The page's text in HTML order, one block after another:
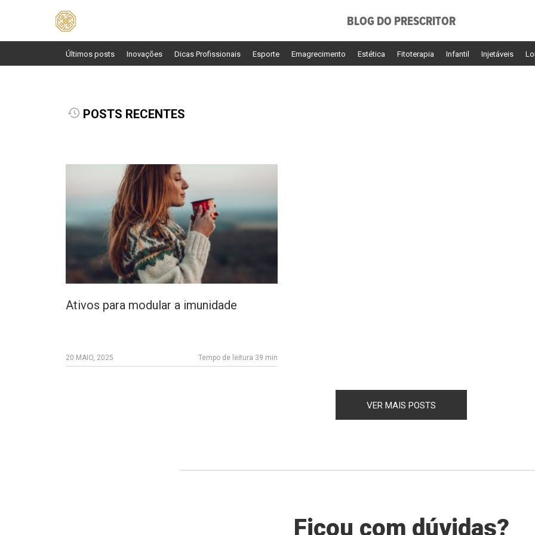
BLOG DO PRESCRITOR
Últimos posts Inovações Dicas Profissionais Esporte Emagrecimento Estética Fitoterapia Infantil Injetáveis
POSTS RECENTES
Ativos para modular a imunidade
20 MAIO, 2025 Tempo de leitura 39 min
VER MAIS POSTS
Ficou com dúvidas?